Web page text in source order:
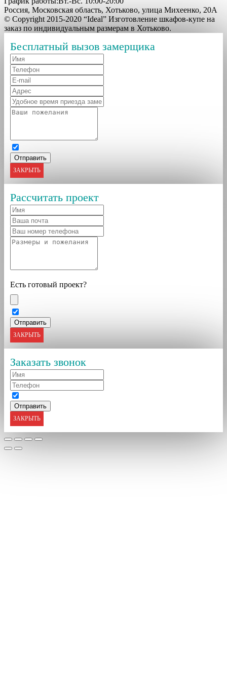
Россия, Московская область, Хотьково, улица Михеенко, 20А
© Copyright 2015-2020 “Ideal” Изготовление шкафов-купе на
заказ по индивидуальным размерам в Хотьково.
Бесплатный вызов замерщика
ЗАКРЫТЬ
Рассчитать проект
Есть готовый проект?
ЗАКРЫТЬ
Заказать звонок
ЗАКРЫТЬ